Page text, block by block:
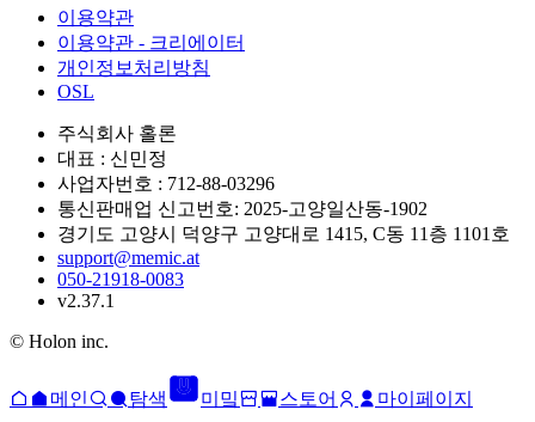
이용약관
이용약관 - 크리에이터
개인정보처리방침
OSL
주식회사 홀론
대표 : 신민정
사업자번호 : 712-88-03296
통신판매업 신고번호: 2025-고양일산동-1902
경기도 고양시 덕양구 고양대로 1415, C동 11층 1101호
support@memic.at
050-21918-0083
v2.37.1
© Holon inc.
메인 탐색 미밐 스토어 마이페이지